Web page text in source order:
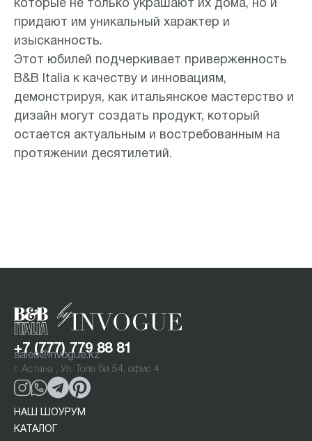
которые не только украшают их дома, но и
придают им уникальный характер и
изысканность.
Этот юбилей подчеркивает приверженность
B&B Italia к качеству и инновациям,
демонстрируя, как итальянское мастерство и
дизайн могут создать продукт, который
остается актуальным и востребованным на
протяжении десятилетий.
+7 (777) 779 88 81
sales@invogue.kz
г. Астана , Ул. Толе би 54, офис 4
НАШ ШОУРУМ
КАТАЛОГ